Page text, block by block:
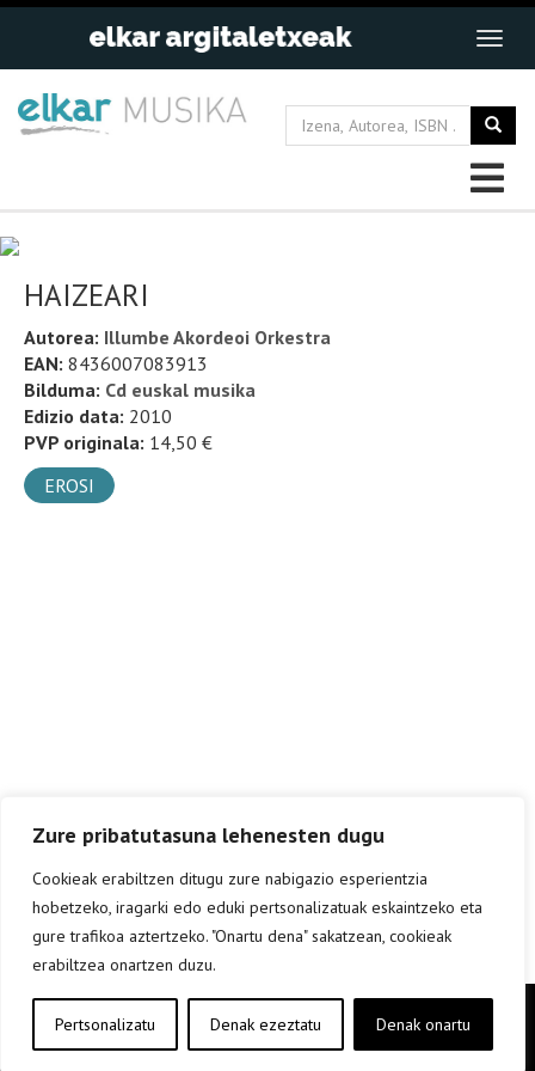
Zure pribatutasuna lehenesten dugu
Cookieak erabiltzen ditugu zure nabigazio esperientzia
hobetzeko, iragarki edo eduki pertsonalizatuak eskaintzeko eta
gure trafikoa aztertzeko. "Onartu dena" sakatzean, cookieak
erabiltzea onartzen duzu.
Pertsonalizatu Denak ezeztatu Denak onartu
HAIZEARI
Autorea: Illumbe Akordeoi Orkestra
EAN: 8436007083913
Bilduma: Cd euskal musika
Edizio data: 2010
PVP originala: 14,50 €
EROSI
Copyright © elkar Argitaletxeak 2019
Lege oharra
Cookie politika